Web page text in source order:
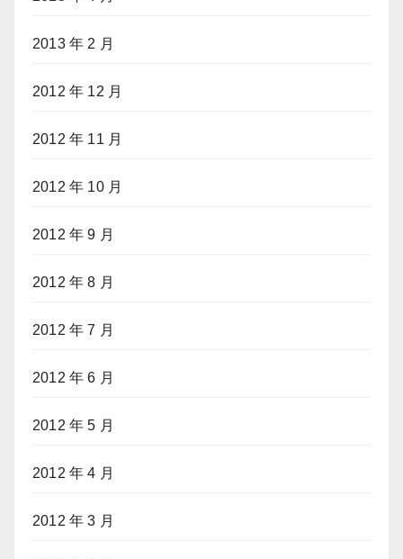
2013 年 2 月
2012 年 12 月
2012 年 11 月
2012 年 10 月
2012 年 9 月
2012 年 8 月
2012 年 7 月
2012 年 6 月
2012 年 5 月
2012 年 4 月
2012 年 3 月